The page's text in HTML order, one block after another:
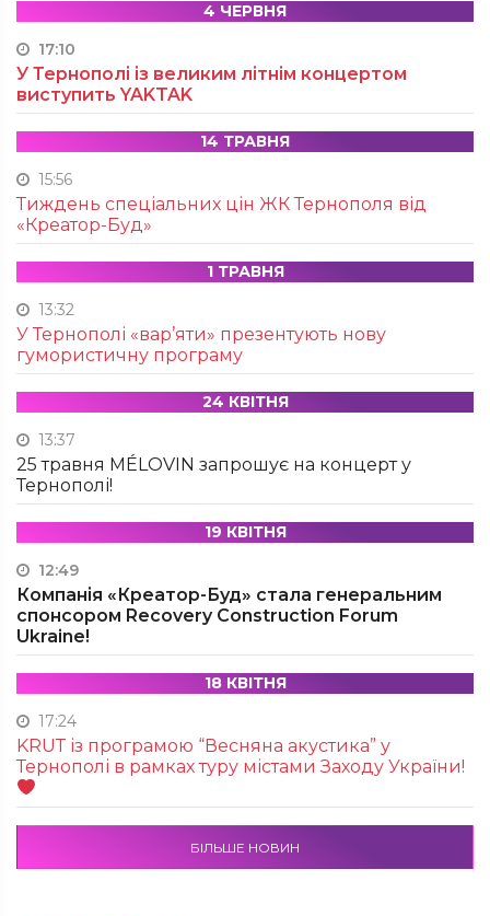
4 ЧЕРВНЯ
17:10
У Тернополі із великим літнім концертом
виступить YAKTAK
14 ТРАВНЯ
15:56
Тиждень спеціальних цін ЖК Тернополя від
«Креатор-Буд»
1 ТРАВНЯ
13:32
У Тернополі «вар’яти» презентують нову
гумористичну програму
24 КВІТНЯ
13:37
25 травня MÉLOVIN запрошує на концерт у
Тернополі!
19 КВІТНЯ
12:49
Компанія «Креатор-Буд» стала генеральним
спонсором Recovery Construction Forum
Ukraine!
18 КВІТНЯ
17:24
KRUТ із програмою “Весняна акустика” у
Тернополі в рамках туру містами Заходу України!
БІЛЬШЕ НОВИН